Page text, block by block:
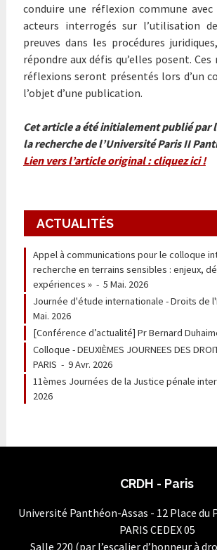
conduire une réflexion commune avec
acteurs interrogés sur l’utilisation
preuves dans les procédures
répondre aux défis qu’elles posent.
réflexions seront présentés lors d’un
l’objet d’une publication.
Cet article a été initialement publié par
la recherche de l’Université Paris II
Lien vers l’article original : cliquez ici !
ACTUALITÉS
Appel à communications pour le colloque
recherche en terrains sensibles : enjeux,
expériences »- 5 Mai. 2026
Journée d'étude internationale - Droits de
Mai. 2026
[Conférence d’actualité] Pr Bernard
Colloque - DEUXIÈMES JOURNEES DES
PARIS - 9 Avr. 2026
11èmes Journées de la Justice pénale
2026
CRDH - Paris
Université Panthéon-Assas - 12 Place du
PARIS CEDEX 05
Salle 220 (par l’escalier d’honneur à